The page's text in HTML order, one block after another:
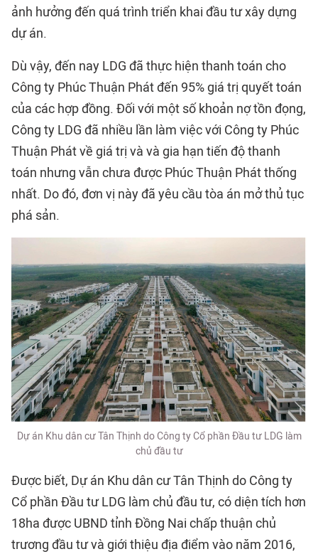
ảnh hưởng đến quá trình triển khai đầu tư xây dựng
dự án.
Dù vậy, đến nay LDG đã thực hiện thanh toán cho
Công ty Phúc Thuận Phát đến 95% giá trị quyết toán
của các hợp đồng. Đối với một số khoản nợ tồn đọng,
Công ty LDG đã nhiều lần làm việc với Công ty Phúc
Thuận Phát về giá trị và và gia hạn tiến độ thanh
toán nhưng vẫn chưa được Phúc Thuận Phát thống
nhất. Do đó, đơn vị này đã yêu cầu tòa án mở thủ tục
phá sản.
Dự án Khu dân cư Tân Thịnh do Công ty Cổ phần Đầu tư LDG làm
chủ đầu tư
Được biết, Dự án Khu dân cư Tân Thịnh do Công ty
Cổ phần Đầu tư LDG làm chủ đầu tư, có diện tích hơn
18ha được UBND tỉnh Đồng Nai chấp thuận chủ
trương đầu tư và giới thiệu địa điểm vào năm 2016,